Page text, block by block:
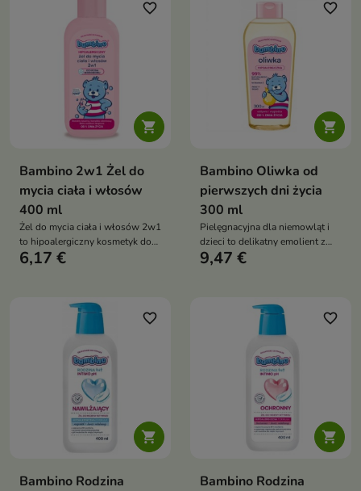

favorite_border
Bambino 2w1 Żel do
mycia ciała i włosów
400 ml
Żel do mycia ciała i włosów 2w1
to hipoalergiczny kosmetyk do
codziennej pielęgnacji od 1. dnia
godzin i wspiera naturalną
barierę ochronną skóry
6,17 €

favorite_border
Bambino Oliwka od
pierwszych dni życia
300 ml
Pielęgnacyjna dla niemowląt i
dzieci to delikatny emolient z
witaminą E, który intensywnie
pierwszego dnia życia
9,47 €

favorite_border
Bambino Rodzina

favorite_border
Bambino Rodzina